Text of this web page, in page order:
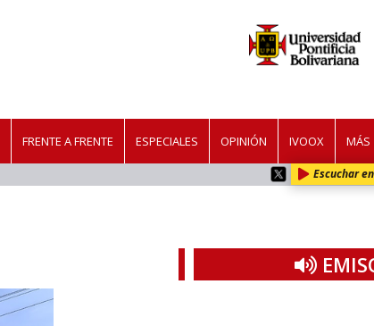
FRENTE A FRENTE ESPECIALES OPINIÓN IVOOX MÁS
Escuchar